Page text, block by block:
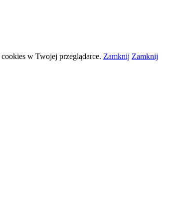
cookies w Twojej przeglądarce. Zamknij Zamknij